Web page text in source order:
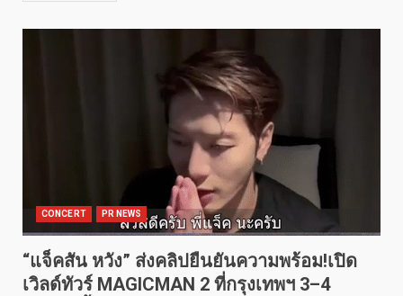
CONCERT PR NEWS
“แจ็คสัน หวัง” ส่งคลิปยืนยันความพร้อม!เปิด
เวิลด์ทัวร์ MAGICMAN 2 ที่กรุงเทพฯ 3–4